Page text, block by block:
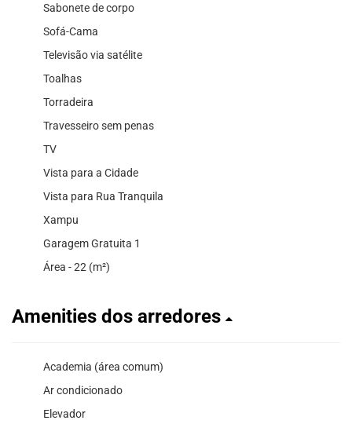
Sabonete de corpo
Sofá-Cama
Televisão via satélite
Toalhas
Torradeira
Travesseiro sem penas
TV
Vista para a Cidade
Vista para Rua Tranquila
Xampu
Garagem Gratuita 1
Área - 22 (m²)
Amenities dos arredores
Academia (área comum)
Ar condicionado
Elevador